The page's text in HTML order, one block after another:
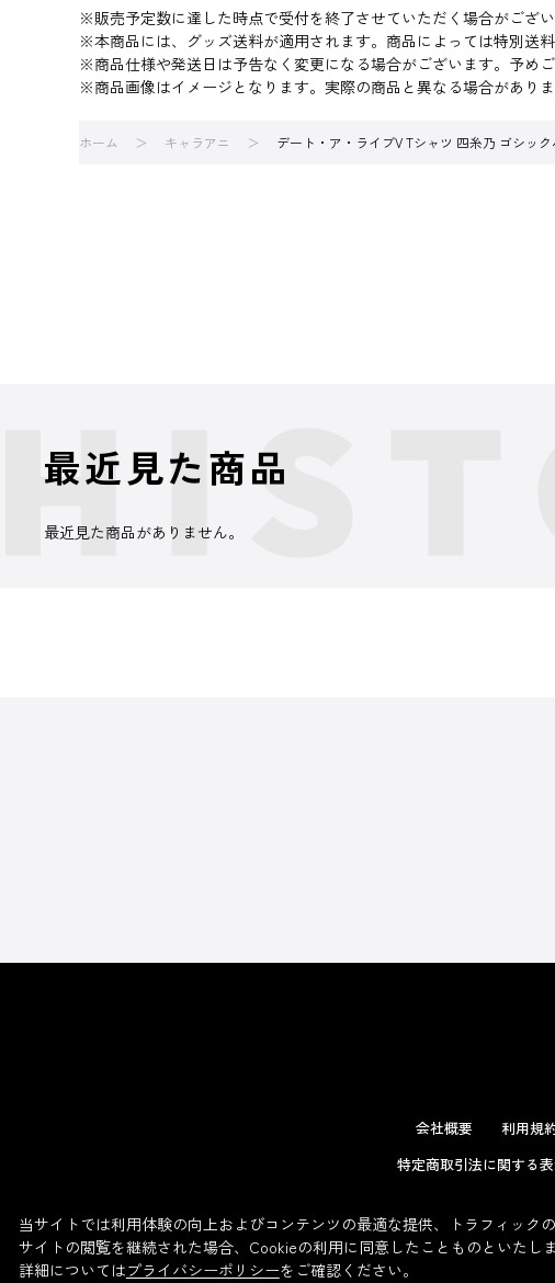
※販売予定数に達した時点で受付を終了させていただく場合がござい
※本商品には、グッズ送料が適用されます。商品によっては特別送
※商品仕様や発送日は予告なく変更になる場合がございます。予めご
※商品画像はイメージとなります。実際の商品と異なる場合がありま
ホーム キャラアニ デート・ア・ライブV Tシャツ 四糸乃 ゴシッ
最近見た商品
最近見た商品がありません。
会社概要 利用規
特定商取引法に関する
当サイトでは利用体験の向上およびコンテンツの最適な提供、トラフィック
サイトの閲覧を継続された場合、Cookieの利用に同意したことものといたしま
詳細についてはプライバシーポリシーをご確認ください。